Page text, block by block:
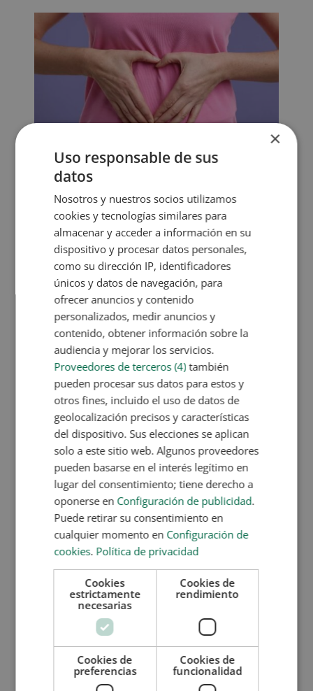
Microbiota intestinal: por qué es clave
para tu salud
Oct 13, 2025|Sin categoría
La microbiota intestinal es un término que cada vez
escuchamos más cuando hablamos de salud,
digestión y bienestar general. Pero ¿sabes
realmente qué es y por qué influye tanto en cómo
te sientes cada día? Tu intestino alberga millones
de microorganismos que trabajan...
SOLICITA MÁS INFORMACIÓN
Nombre (*)
Apellidos (*)
Teléfono (*)
Tu correo electrónico (*)
Indícanos en qué curso estás interesado (*)
×
Uso responsable de sus
datos
Nosotros y nuestros socios utilizamos
cookies y tecnologías similares para
almacenar y acceder a información en su
dispositivo y procesar datos personales,
como su dirección IP, identificadores
únicos y datos de navegación, para
ofrecer anuncios y contenido
personalizados, medir anuncios y
contenido, obtener información sobre la
audiencia y mejorar los servicios.
Proveedores de terceros (4) también
pueden procesar sus datos para estos y
otros fines, incluido el uso de datos de
geolocalización precisos y características
del dispositivo. Sus elecciones se aplican
solo a este sitio web. Algunos proveedores
pueden basarse en el interés legítimo en
lugar del consentimiento; tiene derecho a
oponerse en Configuración de publicidad.
Puede retirar su consentimiento en
cualquier momento en Configuración de
cookies. Política de privacidad
Cookies
estrictamente
necesarias
Cookies de
rendimiento
Cookies de
preferencias
Cookies de
funcionalidad